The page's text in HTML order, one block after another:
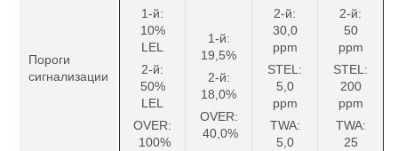
Пороги
сигнализации
1-й:
10%
LEL
2-й:
50%
LEL
OVER:
100%
1-й:
19,5%
2-й:
18,0%
OVER:
40,0%
2-й:
30,0
ppm
STEL:
5,0
ppm
TWA:
5,0
2-й:
50
ppm
STEL:
200
ppm
TWA:
25